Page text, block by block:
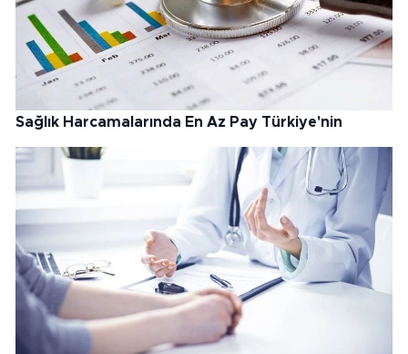
Sağlık Harcamalarında En Az Pay Türkiye'nin